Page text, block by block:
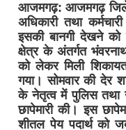
आजमगढ़: आजमगढ़ जिले
अधिकारी तथा
इसकी बानगी देखने
क्षेत्र के अंतर्गत
को लेकर मिली
गया। सोमवार की देर
के नेतृत्व में पुलिस तथा
छापेमारी की। इस
शीतल पेय पदार्थ को